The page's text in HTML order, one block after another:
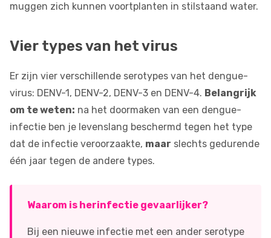
muggen zich kunnen voortplanten in stilstaand water.
Vier types van het virus
Er zijn vier verschillende serotypes van het dengue-
virus: DENV-1, DENV-2, DENV-3 en DENV-4. Belangrijk
om te weten: na het doormaken van een dengue-
infectie ben je levenslang beschermd tegen het type
dat de infectie veroorzaakte, maar slechts gedurende
één jaar tegen de andere types.
Waarom is herinfectie gevaarlijker?
Bij een nieuwe infectie met een ander serotype